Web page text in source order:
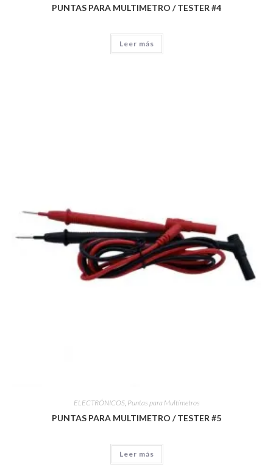
PUNTAS PARA MULTIMETRO / TESTER #4
Leer más
ELECTRÓNICOS, Puntas para Multímetros
PUNTAS PARA MULTIMETRO / TESTER #5
Leer más